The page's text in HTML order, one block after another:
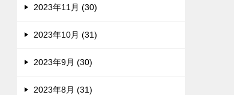
2023年11月 (30)
2023年10月 (31)
2023年9月 (30)
2023年8月 (31)